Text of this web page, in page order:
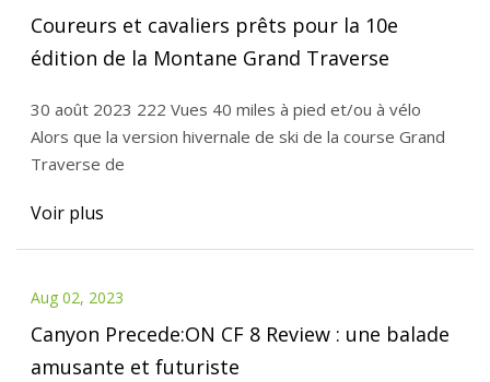
Coureurs et cavaliers prêts pour la 10e
édition de la Montane Grand Traverse
30 août 2023 222 Vues 40 miles à pied et/ou à vélo
Alors que la version hivernale de ski de la course Grand
Traverse de
Voir plus
Aug 02, 2023
Canyon Precede:ON CF 8 Review : une balade
amusante et futuriste